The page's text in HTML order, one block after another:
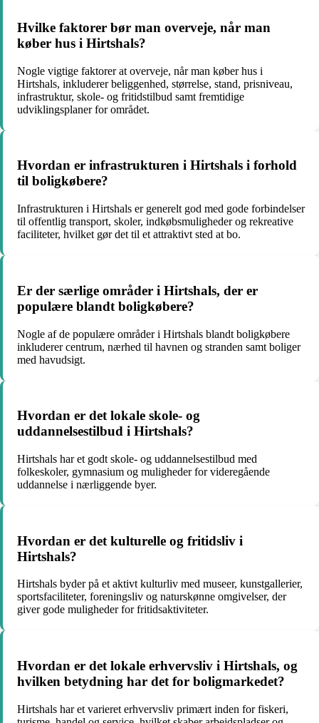
Hvilke faktorer bør man overveje, når man
køber hus i Hirtshals?
Nogle vigtige faktorer at overveje, når man køber hus i
Hirtshals, inkluderer beliggenhed, størrelse, stand, prisniveau,
infrastruktur, skole- og fritidstilbud samt fremtidige
udviklingsplaner for området.
Hvordan er infrastrukturen i Hirtshals i forhold
til boligkøbere?
Infrastrukturen i Hirtshals er generelt god med gode forbindelser
til offentlig transport, skoler, indkøbsmuligheder og rekreative
faciliteter, hvilket gør det til et attraktivt sted at bo.
Er der særlige områder i Hirtshals, der er
populære blandt boligkøbere?
Nogle af de populære områder i Hirtshals blandt boligkøbere
inkluderer centrum, nærhed til havnen og stranden samt boliger
med havudsigt.
Hvordan er det lokale skole- og
uddannelsestilbud i Hirtshals?
Hirtshals har et godt skole- og uddannelsestilbud med
folkeskoler, gymnasium og muligheder for videregående
uddannelse i nærliggende byer.
Hvordan er det kulturelle og fritidsliv i
Hirtshals?
Hirtshals byder på et aktivt kulturliv med museer, kunstgallerier,
sportsfaciliteter, foreningsliv og naturskønne omgivelser, der
giver gode muligheder for fritidsaktiviteter.
Hvordan er det lokale erhvervsliv i Hirtshals, og
hvilken betydning har det for boligmarkedet?
Hirtshals har et varieret erhvervsliv primært inden for fiskeri,